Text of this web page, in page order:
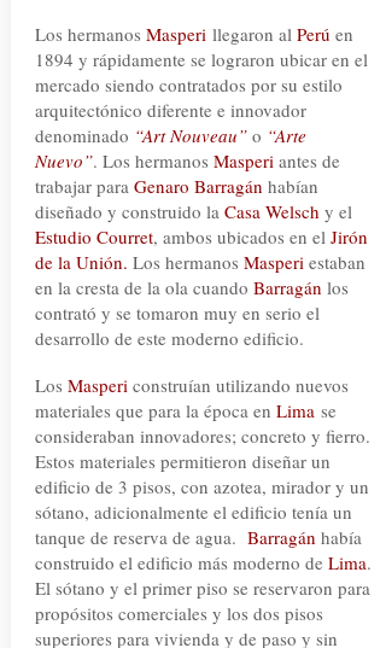
Los hermanos Masperillegaron al Perú en
1894 y rápidamente se lograron ubicar en el
mercado siendo contratados por su estilo
arquitectónico diferente e innovador
denominado “Art Nouveau”o “Arte
Nuevo”. Los hermanos Masperiantes de
trabajar para Genaro Barragán habían
diseñado y construido la Casa Welsch y el
Estudio Courret, ambos ubicados en el Jirón
de la Unión. Los hermanos Masperiestaban
en la cresta de la ola cuando Barragán los
contrató y se tomaron muy en serio el
desarrollo de este moderno edificio.
Los Masperi construían utilizando nuevos
materiales que para la época en Limase
consideraban innovadores; concreto y fierro.
Estos materiales permitieron diseñar un
edificio de 3 pisos, con azotea, mirador y un
sótano, adicionalmente el edificio tenía un
tanque de reserva de agua. Barragán había
construido el edificio más moderno de Lima.
El sótano y el primer piso se reservaron para
propósitos comerciales y los dos pisos
superiores para vivienda y de paso y sin